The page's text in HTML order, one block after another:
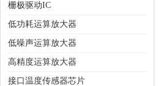
栅极驱动IC
低功耗运算放大器
低噪声运算放大器
高精度运算放大器
接口温度传感器芯片